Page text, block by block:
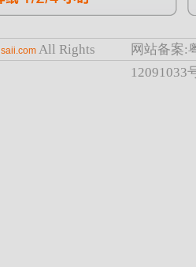
All Rights
网站备案:
12091033